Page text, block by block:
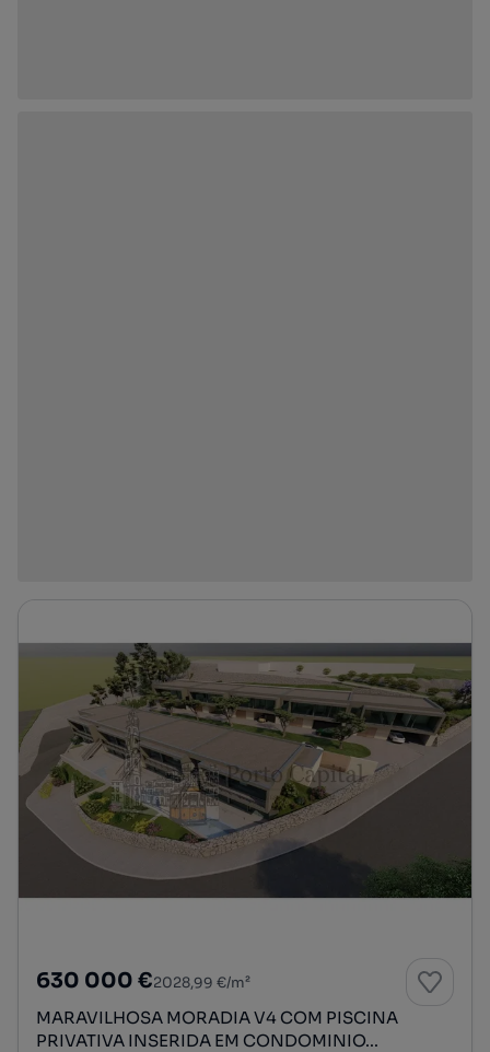
630 000 €2028,99 €/m²
MARAVILHOSA MORADIA V4 COM PISCINA
PRIVATIVA INSERIDA EM CONDOMINIO...